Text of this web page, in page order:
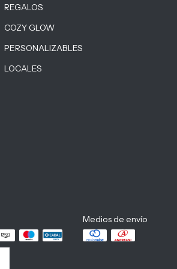
REGALOS
COZY GLOW
PERSONALIZABLES
LOCALES
Medios de envío